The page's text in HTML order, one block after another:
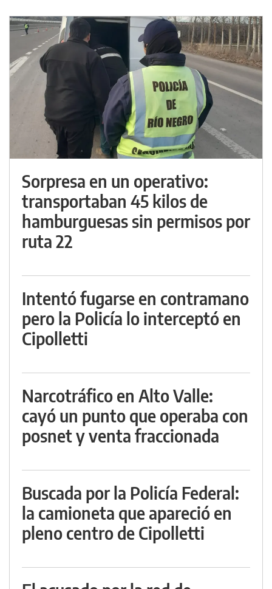
Sorpresa en un operativo:
transportaban 45 kilos de
hamburguesas sin permisos por
ruta 22
Intentó fugarse en contramano
pero la Policía lo interceptó en
Cipolletti
Narcotráfico en Alto Valle:
cayó un punto que operaba con
posnet y venta fraccionada
Buscada por la Policía Federal:
la camioneta que apareció en
pleno centro de Cipolletti